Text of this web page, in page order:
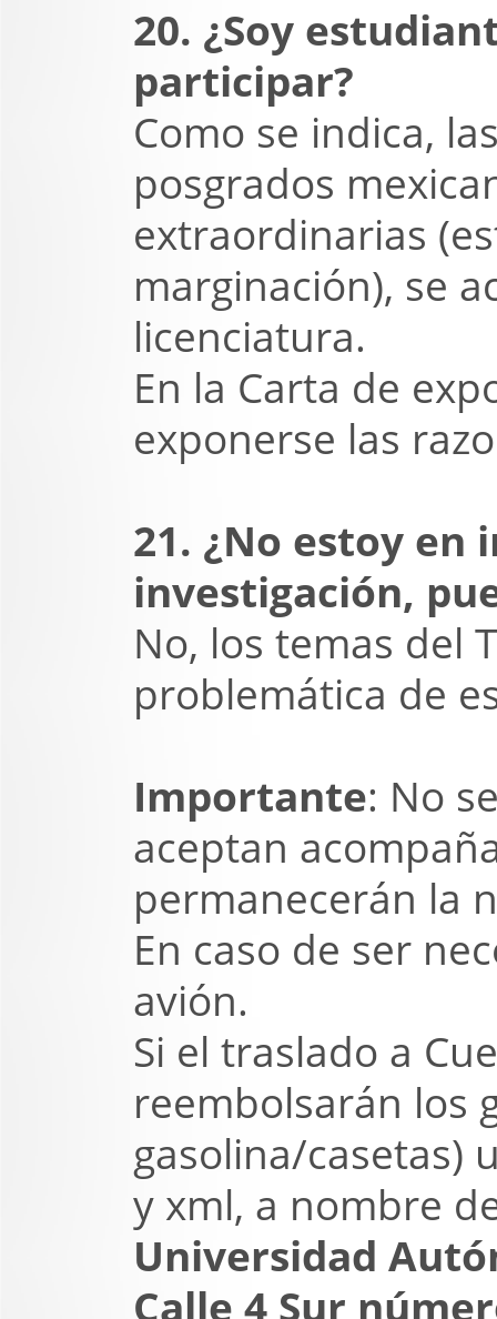
20. ¿Soy
participar?
Como se indica,
posgrados
extraordinarias
marginación), se
licenciatura.
En la Carta de
exponerse las
21. ¿No estoy en
investigación,
No, los temas del
problemática de
Importante: No
aceptan
permanecerán la
En caso de ser
avión.
Si el traslado a
reembolsarán los
gasolina/casetas)
y xml, a nombre
Universidad
Calle 4 Sur